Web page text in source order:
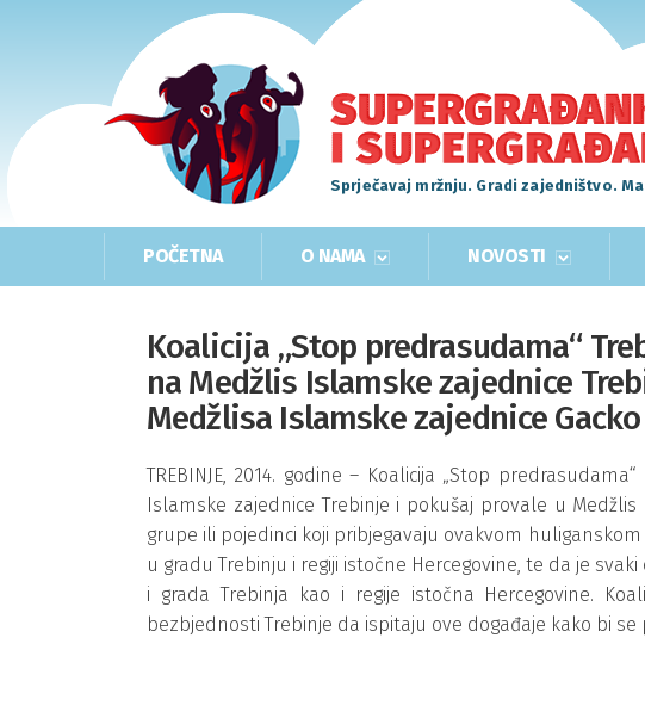
Sprječavaj mržnju. Gradi zajedništvo.
POČETNA O NAMA NOVOSTI
Koalicija „Stop predrasudama“
na Medžlis Islamske zajednice
Medžlisa Islamske zajednice Gacko
TREBINJE, 2014. godine – Koalicija „Stop
Islamske zajednice Trebinje i pokušaj provale u
grupe ili pojedinci koji pribjegavaju ovakvom
u gradu Trebinju i regiji istočne Hercegovine, te da je
i grada Trebinja kao i regije istočna Hercegovine.
bezbjednosti Trebinje da ispitaju ove događaje kako bi se